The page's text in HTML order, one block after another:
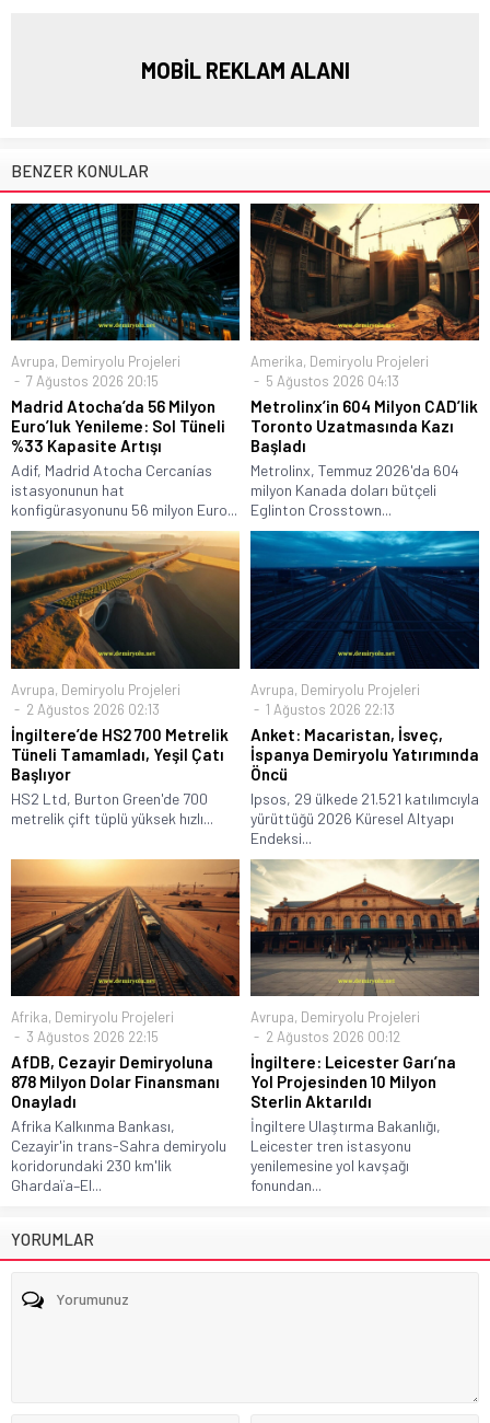
MOBİL REKLAM ALANI
BENZER KONULAR
Avrupa, Demiryolu Projeleri
7 Ağustos 2026 20:15
Madrid Atocha’da 56 Milyon
Euro’luk Yenileme: Sol Tüneli
%33 Kapasite Artışı
Adif, Madrid Atocha Cercanías
istasyonunun hat
konfigürasyonunu 56 milyon Euro...
Amerika, Demiryolu Projeleri
5 Ağustos 2026 04:13
Metrolinx’in 604 Milyon CAD’lik
Toronto Uzatmasında Kazı
Başladı
Metrolinx, Temmuz 2026'da 604
milyon Kanada doları bütçeli
Eglinton Crosstown...
Avrupa, Demiryolu Projeleri
2 Ağustos 2026 02:13
İngiltere’de HS2 700 Metrelik
Tüneli Tamamladı, Yeşil Çatı
Başlıyor
HS2 Ltd, Burton Green'de 700
metrelik çift tüplü yüksek hızlı...
Avrupa, Demiryolu Projeleri
1 Ağustos 2026 22:13
Anket: Macaristan, İsveç,
İspanya Demiryolu Yatırımında
Öncü
Ipsos, 29 ülkede 21.521 katılımcıyla
yürüttüğü 2026 Küresel Altyapı
Endeksi...
Afrika, Demiryolu Projeleri
3 Ağustos 2026 22:15
AfDB, Cezayir Demiryoluna
878 Milyon Dolar Finansmanı
Onayladı
Afrika Kalkınma Bankası,
Cezayir'in trans-Sahra demiryolu
koridorundaki 230 km'lik
Ghardaïa–El...
Avrupa, Demiryolu Projeleri
2 Ağustos 2026 00:12
İngiltere: Leicester Garı’na
Yol Projesinden 10 Milyon
Sterlin Aktarıldı
İngiltere Ulaştırma Bakanlığı,
Leicester tren istasyonu
yenilemesine yol kavşağı
fonundan...
YORUMLAR